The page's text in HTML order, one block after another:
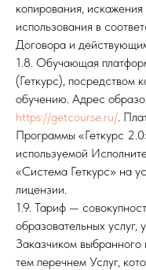
копирования,
использования в
Договора и
1.8. Обучающая
(Геткурс), посредством
обучению. Адрес
https://getcourse.ru/.
Программы «Геткурс
используемой
«Система Геткурс» на
лицензии.
1.9. Тариф —
образовательных
Заказчиком выбранного
тем перечнем Услуг,